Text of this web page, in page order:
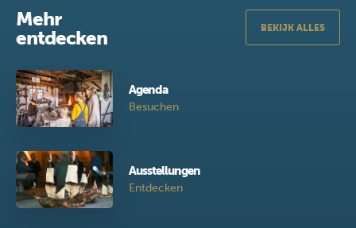
Mehr
entdecken
BEKIJK ALLES
Agenda
Besuchen
Ausstellungen
Entdecken